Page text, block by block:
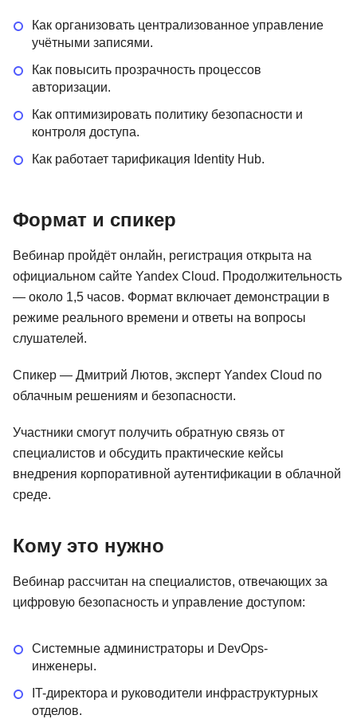
Как организовать централизованное управление
учётными записями.
Как повысить прозрачность процессов
авторизации.
Как оптимизировать политику безопасности и
контроля доступа.
Как работает тарификация Identity Hub.
Формат и спикер
Вебинар пройдёт онлайн, регистрация открыта на
официальном сайте Yandex Cloud. Продолжительность
— около 1,5 часов. Формат включает демонстрации в
режиме реального времени и ответы на вопросы
слушателей.
Спикер — Дмитрий Лютов, эксперт Yandex Cloud по
облачным решениям и безопасности.
Участники смогут получить обратную связь от
специалистов и обсудить практические кейсы
внедрения корпоративной аутентификации в облачной
среде.
Кому это нужно
Вебинар рассчитан на специалистов, отвечающих за
цифровую безопасность и управление доступом:
Системные администраторы и DevOps-
инженеры.
IT-директора и руководители инфраструктурных
отделов.